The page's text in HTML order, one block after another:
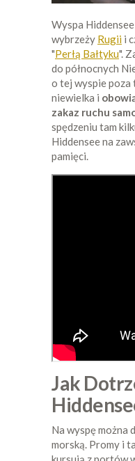
Wyspa
wybrzeży Rugii i
"Perłą Bałtyku".
do północnych
o tej wyspie poza
niewielka i
zakaz ruchu
spędzeniu tam
Hiddensee na
pamięci.
Jak
Na wyspę można
morską. Promy i